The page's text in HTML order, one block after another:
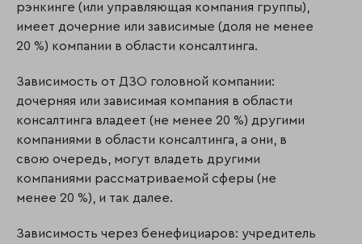
рэнкинге (или управляющая компания группы),
имеет дочерние или зависимые (доля не менее
20 %) компании в области консалтинга.
Зависимость от ДЗО головной компании:
дочерняя или зависимая компания в области
консалтинга владеет (не менее 20 %) другими
компаниями в области консалтинга, а они, в
свою очередь, могут владеть другими
компаниями рассматриваемой сферы (не
менее 20 %), и так далее.
Зависимость через бенефициаров: учредитель